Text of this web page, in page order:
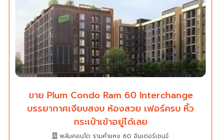
ขาย Plum Condo Ram 60 Interchange
บรรยากาศเงียบสงบ ห้องสวย เฟอร์ครบ หิ้ว
กระเป๋าเข้าอยู่ได้เลย
พลัมคอนโด รามคำแหง 60 อินเตอร์เชนจ์